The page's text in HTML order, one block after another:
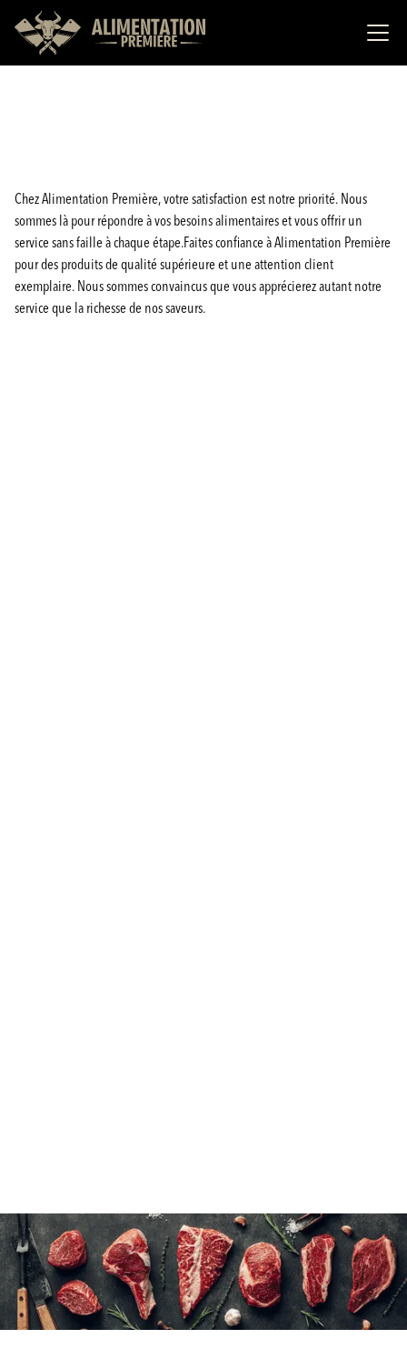
Chez Alimentation Première, votre satisfaction est notre priorité. Nous
sommes là pour répondre à vos besoins alimentaires et vous offrir un
service sans faille à chaque étape.Faites confiance à Alimentation Première
pour des produits de qualité supérieure et une attention client
exemplaire. Nous sommes convaincus que vous apprécierez autant notre
service que la richesse de nos saveurs.